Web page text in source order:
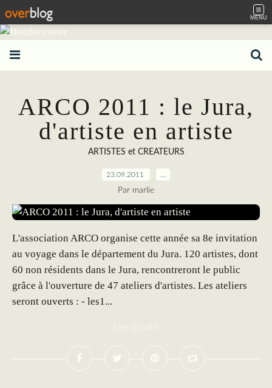
MENU
ARCO 2011 : le Jura,
d'artiste en artiste
ARTISTES et CREATEURS
23.09.2011
Par marlie
L'association ARCO organise cette année sa 8e invitation
au voyage dans le département du Jura. 120 artistes, dont
60 non résidents dans le Jura, rencontreront le public
grâce à l'ouverture de 47 ateliers d'artistes. Les ateliers
seront ouverts : - les1...